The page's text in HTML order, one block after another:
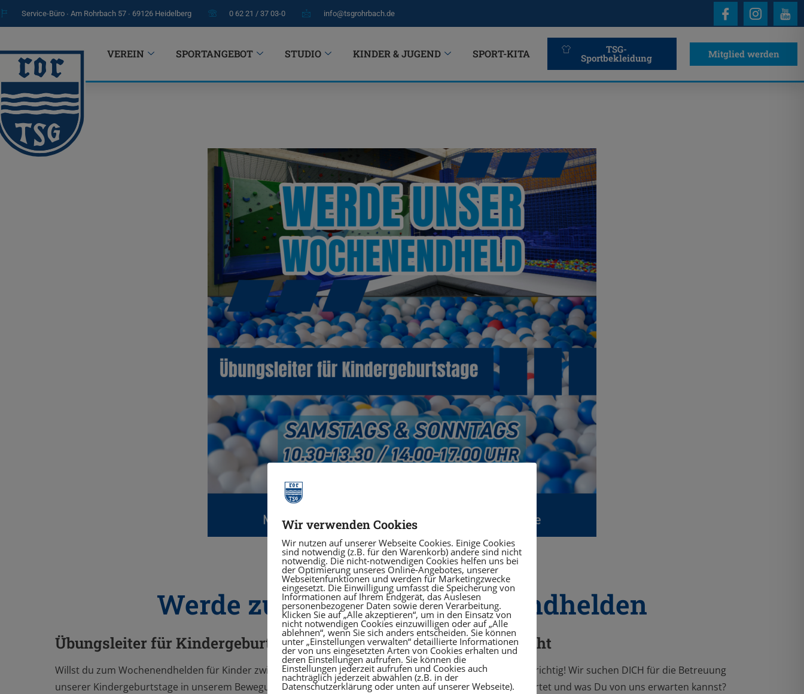
Service-Büro ∙ Am Rohrbach 57 ∙ 69126 Heidelberg 0 62 21 / 37 03-0 info@tsgrohrbach.de
VEREIN SPORTANGEBOT STUDIO KINDER & JUGEND SPORT-KITA TSG-
Sportbekleidung Mitglied werden
Werde zu unserem Wochenendhelden
Übungsleiter für Kindergeburtstage im Bewegungsdschungel gesucht
Willst du zum Wochenendhelden für Kinder zwischen 3 und 8 Jahren werden? Dann bist DU bei uns genau richtig! Wir suchen DICH für die Betreuung
unserer Kindergeburtstage in unserem Bewegungsdschungel an den Wochenenden. Was dich genau erwartet und was Du von uns erwarten kannst?
Wir verwenden Cookies
Wir nutzen auf unserer Webseite Cookies. Einige Cookies
sind notwendig (z.B. für den Warenkorb) andere sind nicht
notwendig. Die nicht-notwendigen Cookies helfen uns bei
der Optimierung unseres Online-Angebotes, unserer
Webseitenfunktionen und werden für Marketingzwecke
eingesetzt. Die Einwilligung umfasst die Speicherung von
Informationen auf Ihrem Endgerät, das Auslesen
personenbezogener Daten sowie deren Verarbeitung.
Klicken Sie auf „Alle akzeptieren“, um in den Einsatz von
nicht notwendigen Cookies einzuwilligen oder auf „Alle
ablehnen“, wenn Sie sich anders entscheiden. Sie können
unter „Einstellungen verwalten“ detaillierte Informationen
der von uns eingesetzten Arten von Cookies erhalten und
deren Einstellungen aufrufen. Sie können die
Einstellungen jederzeit aufrufen und Cookies auch
nachträglich jederzeit abwählen (z.B. in der
Datenschutzerklärung oder unten auf unserer Webseite).